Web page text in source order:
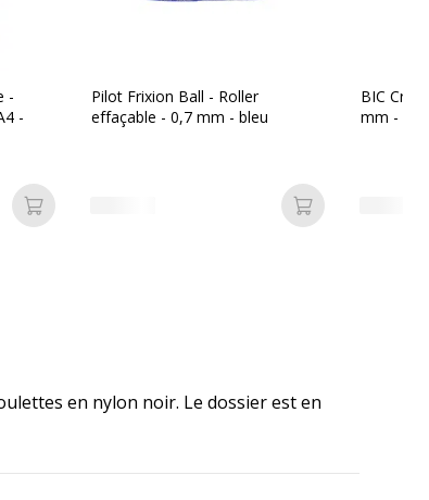
-
-
Ajouter au panier
Pilot Frixion Ball - Roller
effaçable - 0,7 mm - bleu
Ajouter au
BIC
mm -
en nylon noir. Le dossier est en